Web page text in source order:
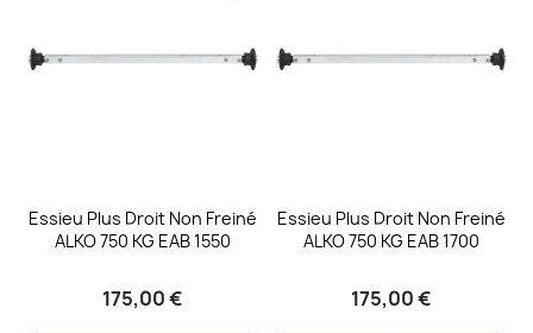
Essieu Plus Droit Non Freiné
ALKO 750 KG EAB 1550
175,00 €
Essieu Plus Droit Non Freiné
ALKO 750 KG EAB 1700
175,00 €